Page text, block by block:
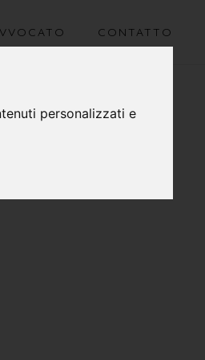
personalizzati e
CONTATTO